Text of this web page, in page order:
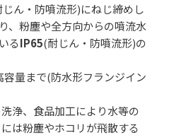
ん・防噴流形)にねじ締めし
、粉塵や全方向からの噴流水
るIP65(耐じん・防噴流形)の
量まで(防水形フランジイン
浄、食品加工により水等の
は粉塵やホコリが飛散する